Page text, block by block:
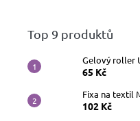
Top 9 produktů
Gelový roller
65 Kč
Fixa na textil
102 Kč